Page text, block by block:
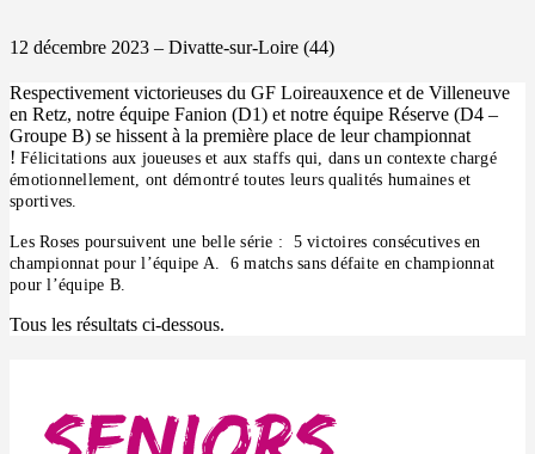
12 décembre 2023 – Divatte-sur-Loire (44)
Respectivement victorieuses du GF Loireauxence et de Villeneuve
en Retz, notre équipe Fanion (D1) et notre équipe Réserve (D4 –
Groupe B) se hissent à la première place de leur championnat
! Félicitations aux joueuses et aux staffs qui, dans un contexte chargé
émotionnellement, ont démontré toutes leurs qualités humaines et
sportives.
Les Roses poursuivent une belle série : 5 victoires consécutives en
championnat pour l’équipe A. 6 matchs sans défaite en championnat
pour l’équipe B.
Tous les résultats ci-dessous.